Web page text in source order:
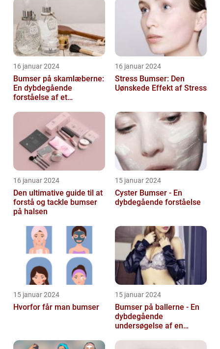
16 januar 2024
Bumser på skamlæberne:
En dybdegående
forståelse af et
16 januar 2024
Stress Bumser: Den
Uønskede Effekt af Stress
16 januar 2024
Den ultimative guide til at
forstå og tackle bumser
på halsen
15 januar 2024
Cyster Bumser - En
dybdegående forståelse
15 januar 2024
Hvorfor får man bumser
15 januar 2024
Bumser på ballerne - En
dybdegående
undersøgelse af en